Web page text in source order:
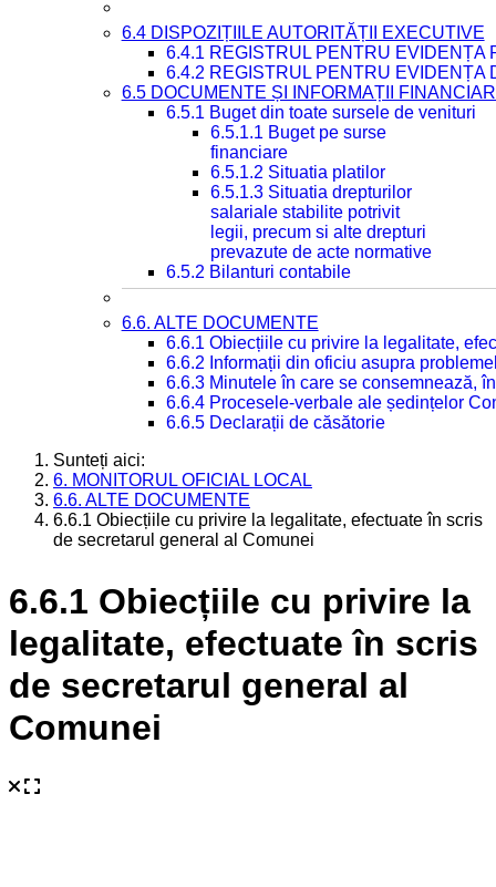
6.4 DISPOZIȚIILE AUTORITĂȚII EXECUTIVE
6.4.1 REGISTRUL PENTRU EVIDENȚA
6.4.2 REGISTRUL PENTRU EVIDENȚA
6.5 DOCUMENTE ȘI INFORMAȚII
6.5.1 Buget din toate sursele de venituri
6.5.1.1 Buget pe surse
financiare
6.5.1.2 Situatia platilor
6.5.1.3 Situatia drepturilor
salariale stabilite potrivit
legii, precum si alte drepturi
prevazute de acte normative
6.5.2 Bilanturi contabile
6.6. ALTE DOCUMENTE
6.6.1 Obiecțiile cu privire la legalitate,
6.6.2 Informații din oficiu asupra
6.6.3 Minutele în care se consemnează,
6.6.4 Procesele-verbale ale ședințelor
6.6.5 Declarații de căsătorie
Sunteți aici:
6. MONITORUL OFICIAL LOCAL
6.6. ALTE DOCUMENTE
6.6.1 Obiecțiile cu privire la legalitate, efectuate în scris
de secretarul general al Comunei
6.6.1 Obiecțiile cu privire la
legalitate, efectuate în scris
de secretarul general al
Comunei